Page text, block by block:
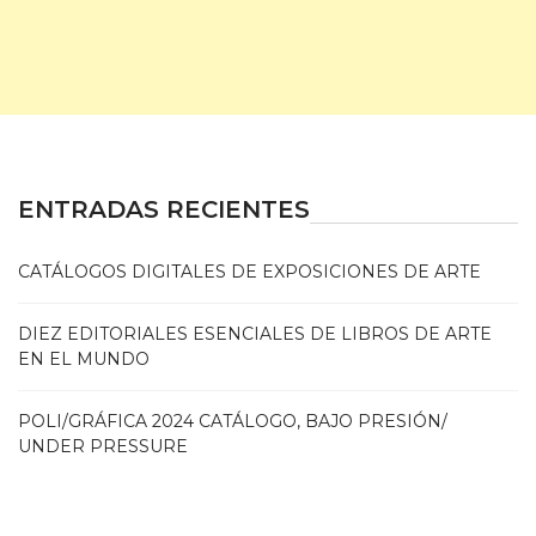
ENTRADAS RECIENTES
CATÁLOGOS DIGITALES DE EXPOSICIONES DE ARTE
DIEZ EDITORIALES ESENCIALES DE LIBROS DE ARTE
EN EL MUNDO
POLI/GRÁFICA 2024 CATÁLOGO, BAJO PRESIÓN/
UNDER PRESSURE